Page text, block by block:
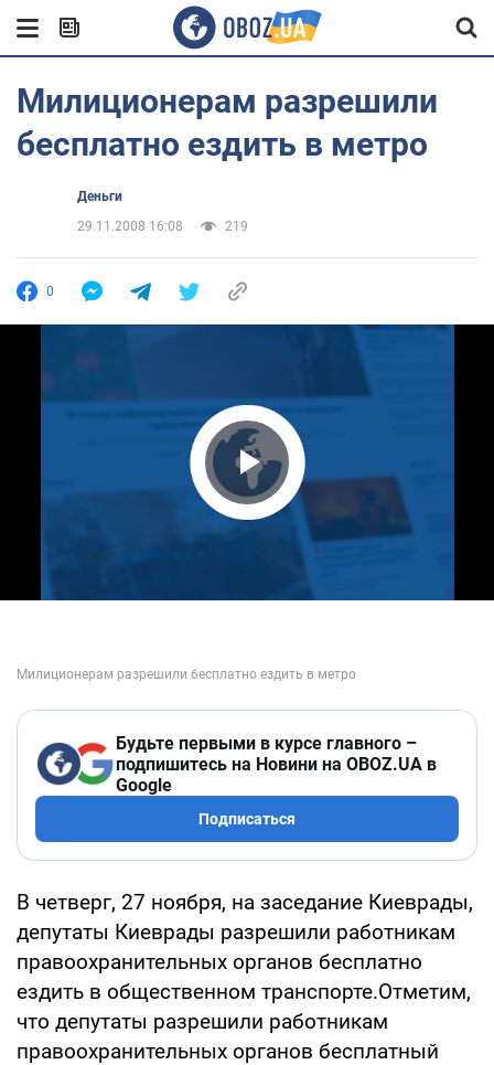
Милиционерам разрешили
бесплатно ездить в метро
Деньги
29.11.2008 16:08
219
0
Play Video
Будьте первыми в курсе главного –
подпишитесь на Новини на OBOZ.UA в
Google
Подписаться
В четверг, 27 ноября, на заседание Киеврады,
депутаты Киеврады разрешили работникам
правоохранительных органов бесплатно
ездить в общественном транспорте.Отметим,
что депутаты разрешили работникам
правоохранительных органов бесплатный